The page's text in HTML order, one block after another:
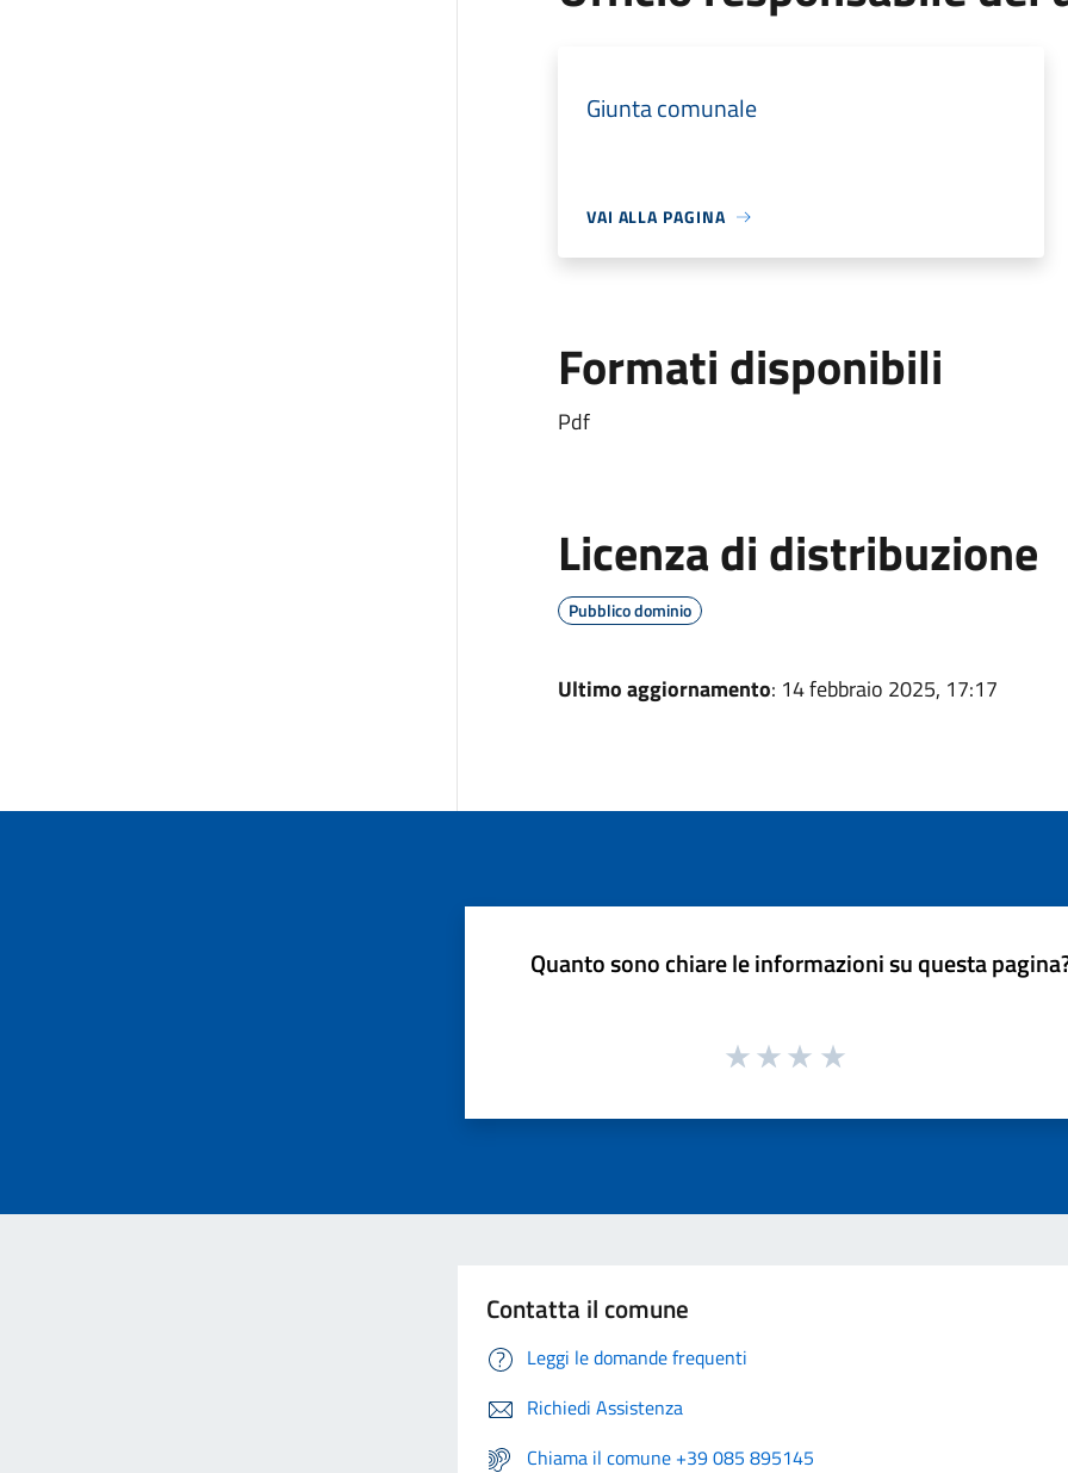
Giunta comunale
VAI ALLA PAGINA
Formati disponibili
Pdf
Licenza di distribuzione
Pubblico dominio
Ultimo aggiornamento: 14 febbraio 2025, 17:17
Quanto sono chiare le informazioni su questa
Contatta il comune
Leggi le domande frequenti
Richiedi Assistenza
Chiama il comune +39 085 895145